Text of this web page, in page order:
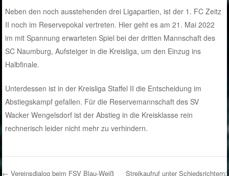
Neben den noch ausstehenden drei Ligapartien, ist der 1. FC Zeitz
II noch im Reservepokal vertreten. Hier geht es am 21. Mai 2022
im mit Spannung erwarteten Spiel bei der dritten Mannschaft des
SC Naumburg, Aufsteiger in die Kreisliga, um den Einzug ins
Halbfinale.
Unterdessen ist in der Kreisliga Staffel II die Entscheidung im
Abstiegskampf gefallen. Für die Reservemannschaft des SV
Wacker Wengelsdorf ist der Abstieg in die Kreisklasse rein
rechnerisch leider nicht mehr zu verhindern.
← Vereinsdialog beim FSV Blau-Weiß
Streikaufruf unter Schiedsrichtern: